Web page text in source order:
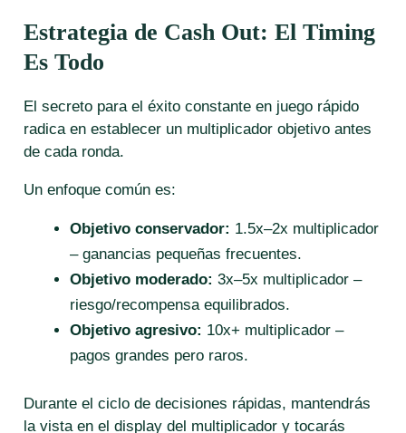
Estrategia de Cash Out: El Timing
Es Todo
El secreto para el éxito constante en juego rápido
radica en establecer un multiplicador objetivo antes
de cada ronda.
Un enfoque común es:
Objetivo conservador: 1.5x–2x multiplicador
– ganancias pequeñas frecuentes.
Objetivo moderado: 3x–5x multiplicador –
riesgo/recompensa equilibrados.
Objetivo agresivo: 10x+ multiplicador –
pagos grandes pero raros.
Durante el ciclo de decisiones rápidas, mantendrás
la vista en el display del multiplicador y tocarás